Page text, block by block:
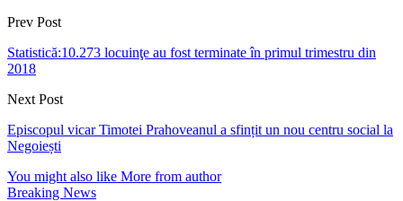
Prev Post
Statistică:10.273 locuinţe au fost terminate în primul trimestru din
2018
Next Post
Episcopul vicar Timotei Prahoveanul a sfințit un nou centru social la
Negoiești
You might also like More from author
Breaking News